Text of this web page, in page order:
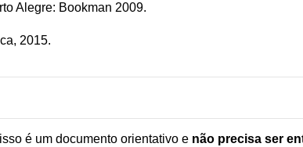
Alegre: Bookman 2009.
2015.
é um documento orientativo e não precisa ser